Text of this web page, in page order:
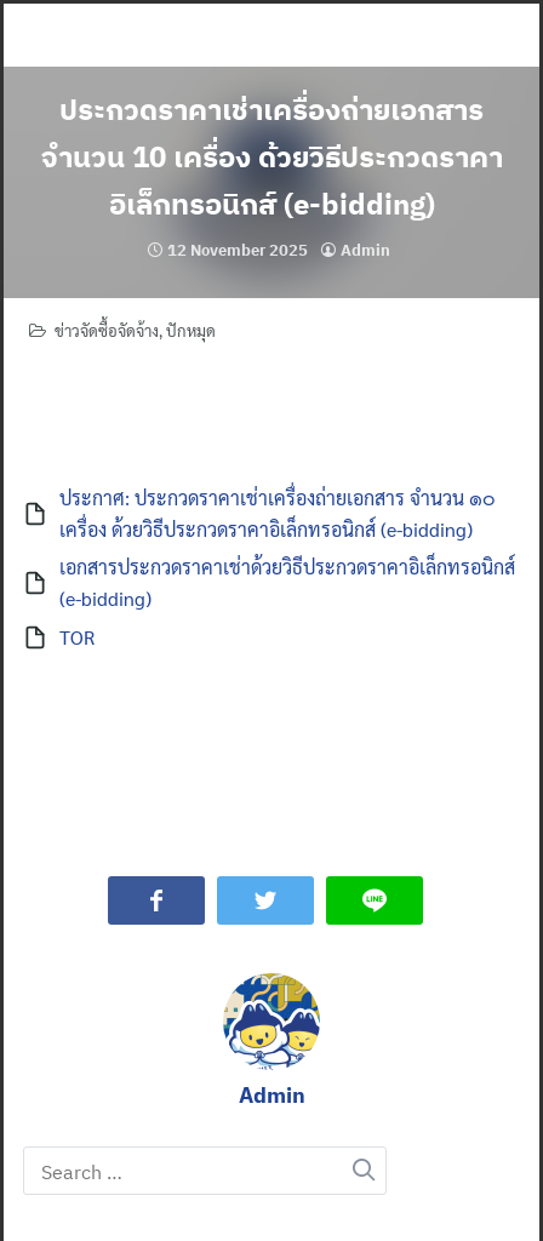
ประกวดราคาเช่าเครื่องถ่ายเอกสาร
จำนวน 10 เครื่อง ด้วยวิธีประกวดราคา
อิเล็กทรอนิกส์ (e-bidding)
12 November 2025 Admin
ข่าวจัดซื้อจัดจ้าง,ปักหมุด
ประกาศ: ประกวดราคาเช่าเครื่องถ่ายเอกสาร จำนวน ๑๐
เครื่อง ด้วยวิธีประกวดราคาอิเล็กทรอนิกส์ (e-bidding)
เอกสารประกวดราคาเช่าด้วยวิธีประกวดราคาอิเล็กทรอนิกส์
(e-bidding)
TOR
Admin
Search
for: